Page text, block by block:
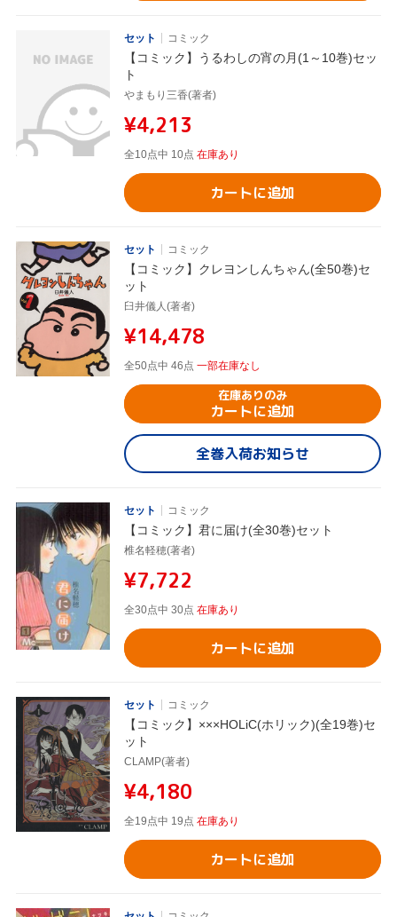
セット コミック
【コミック】うるわしの宵の月(1～10巻)セッ
ト
やまもり三香(著者)
¥4,213
全10点中 10点 在庫あり
カートに追加
セット コミック
【コミック】クレヨンしんちゃん(全50巻)セ
ット
臼井儀人(著者)
¥14,478
全50点中 46点 一部在庫なし
在庫ありのみ
カートに追加
全巻入荷お知らせ
セット コミック
【コミック】君に届け(全30巻)セット
椎名軽穂(著者)
¥7,722
全30点中 30点 在庫あり
カートに追加
セット コミック
【コミック】×××HOLiC(ホリック)(全19巻)セ
ット
CLAMP(著者)
¥4,180
全19点中 19点 在庫あり
カートに追加